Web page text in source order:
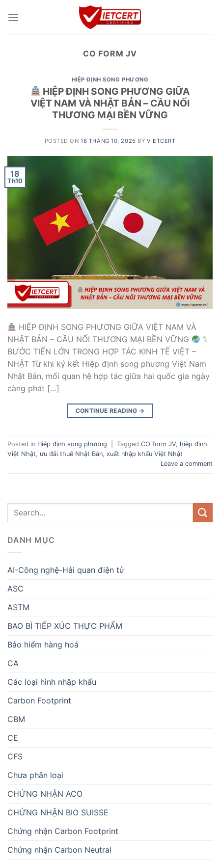
CO FORM JV
HIỆP ĐỊNH SONG PHƯƠNG
HIỆP ĐỊNH SONG PHƯƠNG GIỮA
VIỆT NAM VÀ NHẬT BẢN – CẦU NỐI
THƯƠNG MẠI BỀN VỮNG
POSTED ON18 THÁNG 10, 2025 BY VIETCERT
18
Th10
HIỆP ĐỊNH SONG PHƯƠNG GIỮA VIỆT NAM VÀ
NHẬT BẢN – CẦU NỐI THƯƠNG MẠI BỀN VỮNG
1.
BƯỚC TIẾN LỚN TRONG HỢP TÁC KINH TẾ VIỆT –
NHẬT Từ khi ký kết Hiệp định song phương Việt Nam
Nhật Bản, mối quan hệ hợp tác giữa hai quốc gia ngày
càng phát […]
CONTINUE READING →
Posted in Hiệp định song phương Tagged CO form JV, hiệp định
Việt Nhật, ưu đãi thuế Nhật Bản, xuất nhập khẩu Việt Nhật
Leave a comment
DANH MỤC
AI-Công nghệ-Hải quan điện tử
ASC
ASTM
BAO BÌ TIẾP XÚC THỰC PHẨM
Bảo hiểm hàng hoá
CA
Các loại hình nhập khẩu
Carbon Footprint
CBM
CE
CFS
Chưa phân loại
CHỨNG NHẬN ACO
CHỨNG NHẬN BIO SUISSE
Chứng nhận Carbon Footprint
Chứng nhận Carbon Neutral